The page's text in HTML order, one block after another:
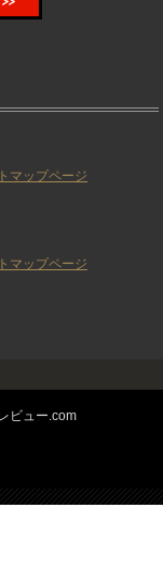
マップページ
マップページ
ビュー.com